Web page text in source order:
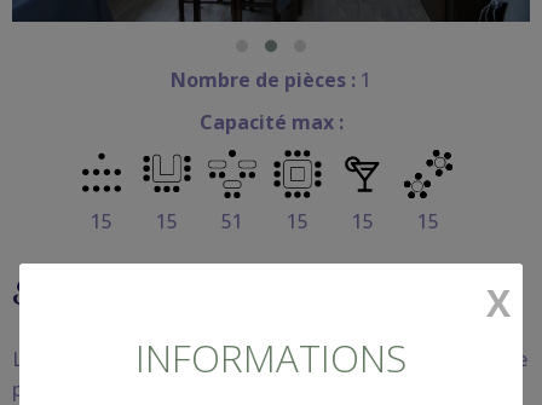
Nombre de pièces : 1
Capacité max :
15 15 51 15 15 15
Salle de réunion
L'Auberge Les Myrtilles met à votre disposition une salle
privatisable pour rassembler votre équipe, vos stagiaires
X
INFORMATIONS